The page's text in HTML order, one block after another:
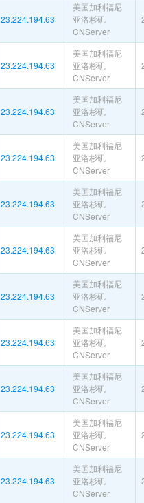
23.224.194.63
美国加利福尼
亚洛杉矶
CNServer
23.224.194.63
美国加利福尼
亚洛杉矶
CNServer
23.224.194.63
美国加利福尼
亚洛杉矶
CNServer
23.224.194.63
美国加利福尼
亚洛杉矶
CNServer
23.224.194.63
美国加利福尼
亚洛杉矶
CNServer
23.224.194.63
美国加利福尼
亚洛杉矶
CNServer
23.224.194.63
美国加利福尼
亚洛杉矶
CNServer
23.224.194.63
美国加利福尼
亚洛杉矶
CNServer
23.224.194.63
美国加利福尼
亚洛杉矶
CNServer
23.224.194.63
美国加利福尼
亚洛杉矶
CNServer
23.224.194.63
美国加利福尼
亚洛杉矶
CNServer